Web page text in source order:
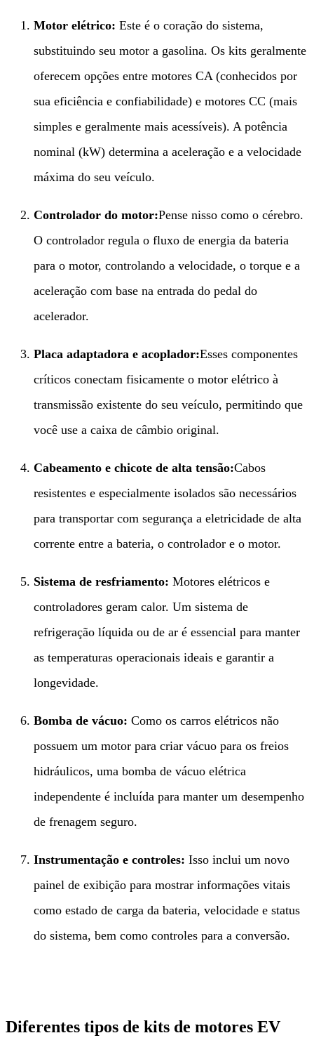
Motor elétrico:​ ​ Este é o coração do sistema,
substituindo seu motor a gasolina. Os kits geralmente
oferecem opções entre motores CA (conhecidos por
sua eficiência e confiabilidade) e motores CC (mais
simples e geralmente mais acessíveis). A potência
nominal (kW) determina a aceleração e a velocidade
máxima do seu veículo.
Controlador do motor:​Pense nisso como o cérebro.
O controlador regula o fluxo de energia da bateria
para o motor, controlando a velocidade, o torque e a
aceleração com base na entrada do pedal do
acelerador.
Placa adaptadora e acoplador:​Esses componentes
críticos conectam fisicamente o motor elétrico à
transmissão existente do seu veículo, permitindo que
você use a caixa de câmbio original.
Cabeamento e chicote de alta tensão:​Cabos
resistentes e especialmente isolados são necessários
para transportar com segurança a eletricidade de alta
corrente entre a bateria, o controlador e o motor.
Sistema de resfriamento:​ ​ Motores elétricos e
controladores geram calor. Um sistema de
refrigeração líquida ou de ar é essencial para manter
as temperaturas operacionais ideais e garantir a
longevidade.
Bomba de vácuo:​ ​ Como os carros elétricos não
possuem um motor para criar vácuo para os freios
hidráulicos, uma bomba de vácuo elétrica
independente é incluída para manter um desempenho
de frenagem seguro.
Instrumentação e controles:​ ​ Isso inclui um novo
painel de exibição para mostrar informações vitais
como estado de carga da bateria, velocidade e status
do sistema, bem como controles para a conversão.
Diferentes tipos de kits de motores EV